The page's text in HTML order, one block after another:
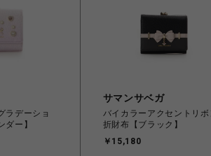
ラデーショ
ダー】
サマンサベガ
バイカラーアクセントリボ
折財布【ブラック】
￥15,180